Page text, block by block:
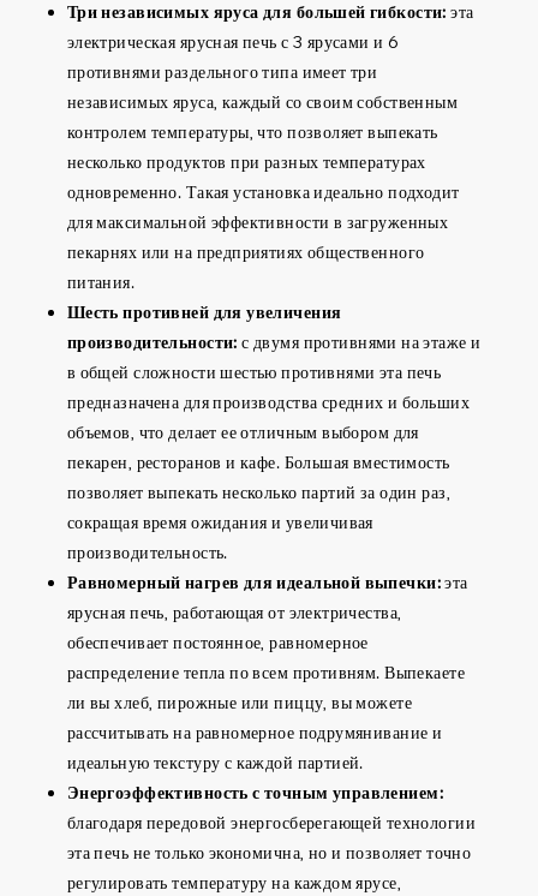
Три независимых яруса для большей гибкости: эта
электрическая ярусная печь с 3 ярусами и 6
противнями раздельного типа имеет три
независимых яруса, каждый со своим собственным
контролем температуры, что позволяет выпекать
несколько продуктов при разных температурах
одновременно. Такая установка идеально подходит
для максимальной эффективности в загруженных
пекарнях или на предприятиях общественного
питания.
Шесть противней для увеличения
производительности: с двумя противнями на этаже и
в общей сложности шестью противнями эта печь
предназначена для производства средних и больших
объемов, что делает ее отличным выбором для
пекарен, ресторанов и кафе. Большая вместимость
позволяет выпекать несколько партий за один раз,
сокращая время ожидания и увеличивая
производительность.
Равномерный нагрев для идеальной выпечки:эта
ярусная печь, работающая от электричества,
обеспечивает постоянное, равномерное
распределение тепла по всем противням. Выпекаете
ли вы хлеб, пирожные или пиццу, вы можете
рассчитывать на равномерное подрумянивание и
идеальную текстуру с каждой партией.
Энергоэффективность с точным управлением:
благодаря передовой энергосберегающей технологии
эта печь не только экономична, но и позволяет точно
регулировать температуру на каждом ярусе,